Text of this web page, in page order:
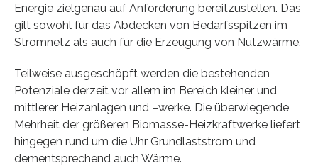
Energie zielgenau auf Anforderung bereitzustellen. Das
gilt sowohl für das Abdecken von Bedarfsspitzen im
Stromnetz als auch für die Erzeugung von Nutzwärme.
Teilweise ausgeschöpft werden die bestehenden
Potenziale derzeit vor allem im Bereich kleiner und
mittlerer Heizanlagen und –werke. Die überwiegende
Mehrheit der größeren Biomasse-Heizkraftwerke liefert
hingegen rund um die Uhr Grundlaststrom und
dementsprechend auch Wärme.